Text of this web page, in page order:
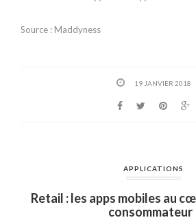
Source : Maddyness
19 JANVIER 2018
APPLICATIONS
Retail : les apps mobiles au
consommateur